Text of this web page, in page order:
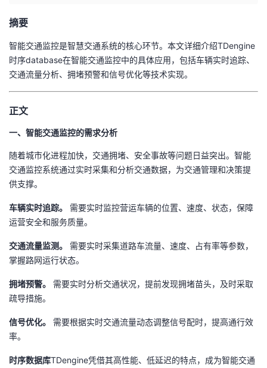
页
开
发
者
的
博
客
我
的
论
坛
我
的
圈
子
我
的
直
我
的
动
我
关
的
开
发
者
学
堂
我
的
课
我
的
证
我
实
的
藏
我
的
Programs
我
的
支
持
我
的
技
术
持
我
的
云
建
摘要
智能交通监控是智慧交通系统的核心环节。本文详细介绍TDengine
时序database在智能交通监控中的具体应用，包括车辆实时追踪、
交通流量分析、拥堵预警和信号优化等技术实现。
正文
一、智能交通监控的需求分析
随着城市化进程加快，交通拥堵、安全事故等问题日益突出。智能
交通监控系统通过实时采集和分析交通数据，为交通管理和决策提
供支撑。
车辆实时追踪。
需要实时监控营运车辆的位置、速度、状态，保障
运营安全和服务质量。
交通流量监测。
需要实时采集道路车流量、速度、占有率等参数，
掌握路网运行状态。
拥堵预警。
需要实时分析交通状况，提前发现拥堵苗头，及时采取
疏导措施。
信号优化。
需要根据实时交通流量动态调整信号配时，提高通行效
率。
时序数据库TDengine凭借其高性能、低延迟的特点，成为智能交通